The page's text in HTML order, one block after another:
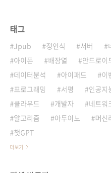
태그
Jpub 정인식 서버
아이폰
배장열 안드로이
데이터분석
아이패드 이
프로그래밍
서평 인공지
클라우드
개발자 네트워
알고리즘
아두이노 머신
챗GPT
더보기